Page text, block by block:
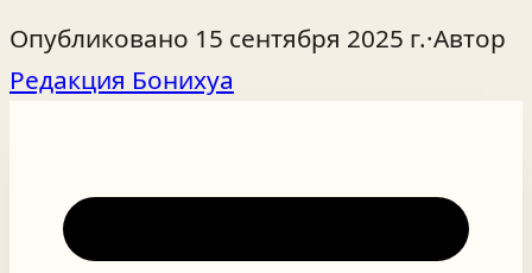
Опубликовано 15 сентября 2025 г.·Автор
Редакция Бонихуа